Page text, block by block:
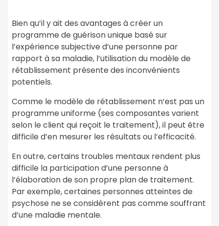
Bien qu’il y ait des avantages à créer un
programme de guérison unique basé sur
l’expérience subjective d’une personne par
rapport à sa maladie, l’utilisation du modèle de
rétablissement présente des inconvénients
potentiels.
Comme le modèle de rétablissement n’est pas un
programme uniforme (ses composantes varient
selon le client qui reçoit le traitement), il peut être
difficile d’en mesurer les résultats ou l’efficacité.
En outre, certains troubles mentaux rendent plus
difficile la participation d’une personne à
l’élaboration de son propre plan de traitement.
Par exemple, certaines personnes atteintes de
psychose ne se considèrent pas comme souffrant
d’une maladie mentale.